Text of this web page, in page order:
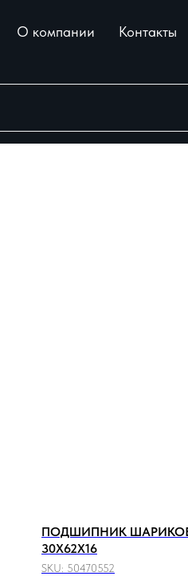
О компании Контакты
ПОДШИПНИК
30X62X16
SKU: 50470552